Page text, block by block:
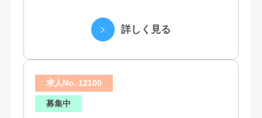
滋賀, 奈良, 和歌山, 広島, 岡山, 山
口, 鳥取, 島根, 香川, 愛媛, 徳島,
高知, 福岡, 長崎, 熊本, 鹿児島, 大
分, 宮崎, 佐賀, 沖縄
づく「お客さま基点」をスローガンに掲
詳しく見る
求人No. 12100
募集中